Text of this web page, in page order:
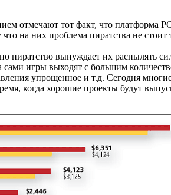
отмечают тот факт, что платформа
на них проблема пиратства не стоит
пиратство вынуждает их распылять
игры выходят с большим
упрощенное и т.д. Сегодня
когда хорошие проекты будут